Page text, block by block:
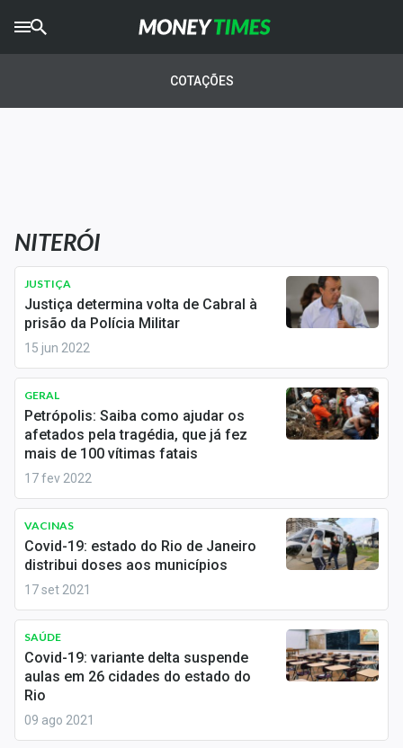
AGROTIMES
Newsletters
Money Trader
Anuncie
Últimas Notícias
Newsletters
Cotações
Comprar ou vender?
Carteiras Recomendadas
Central de Dividendos
Central de Fundos Imobiliários
Central dos IPOs
Renda Fixa
Finanças Pessoais
COTAÇÕES
NITERÓI
JUSTIÇA
Justiça determina volta de Cabral à
prisão da Polícia Militar
15 jun 2022
GERAL
Petrópolis: Saiba como ajudar os
afetados pela tragédia, que já fez
mais de 100 vítimas fatais
17 fev 2022
VACINAS
Covid-19: estado do Rio de Janeiro
distribui doses aos municípios
17 set 2021
SAÚDE
Covid-19: variante delta suspende
aulas em 26 cidades do estado do
Rio
09 ago 2021